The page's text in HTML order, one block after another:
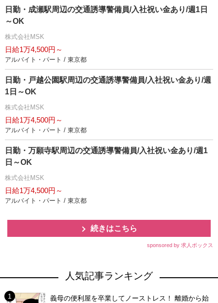
日勤・成瀬駅周辺の交通誘導警備員/入社祝い金あり/週1日
～OK
株式会社MSK
日給1万4,500円～
アルバイト・パート / 東京都
日勤・戸越公園駅周辺の交通誘導警備員/入社祝い金あり/週
1日～OK
株式会社MSK
日給1万4,500円～
アルバイト・パート / 東京都
日勤・万願寺駅周辺の交通誘導警備員/入社祝い金あり/週1
日～OK
株式会社MSK
日給1万4,500円～
アルバイト・パート / 東京都
続きはこちら
sponsored by 求人ボックス
人気記事ランキング
義母の便利屋を卒業してノーストレス！ 離婚から始